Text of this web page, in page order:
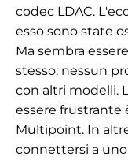
codec LDAC.
esso sono state
Ma sembra
stesso: nessun
con altri modelli.
essere frustrante
Multipoint. In
connettersi a